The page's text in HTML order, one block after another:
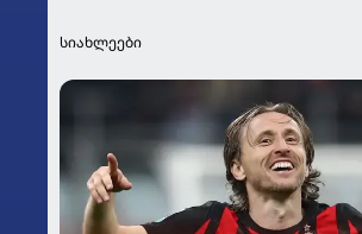
სიახლეები